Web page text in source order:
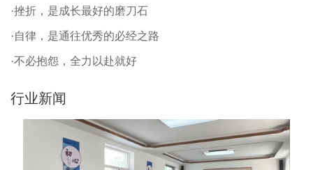
·挫折，是成长最好的磨刀石
·自律，是通往优秀的必经之路
·不必抱怨，全力以赴就好
行业新闻